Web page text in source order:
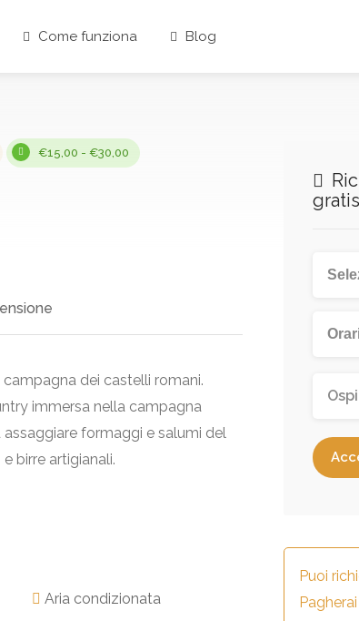
Come funziona Blog
€15,00 - €30,00
dei castelli romani.
immersa nella campagna
formaggi e salumi del
birre artigianali.
Aria condizionata
gratis
Puoi